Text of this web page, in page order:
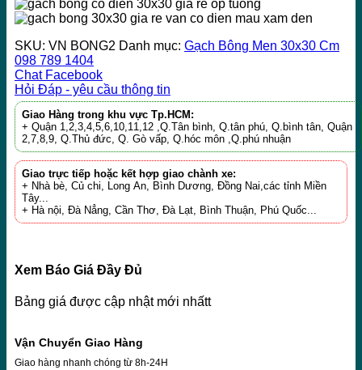
SKU: VN BONG2 Danh mục: Gạch Bông Men 30x30 Cm
098 789 1404
Chat Facebook
Hỏi Đáp - yêu cầu thông tin
Giao Hàng trong khu vực Tp.HCM:
+ Quận 1,2,3,4,5,6,10,11,12 ,Q.Tân bình, Q.tân phú, Q.bình tân, Quận
2,7,8,9, Q.Thủ đức, Q. Gò vấp, Q.hóc môn ,Q.phú nhuận
Giao trực tiếp hoặc kết hợp giao chành xe:
+ Nhà bè, Củ chi, Long An, Bình Dương, Đồng Nai,các tỉnh Miền
Tây...
+ Hà nội, Đà Nẳng, Cần Thơ, Đà Lạt, Bình Thuận, Phú Quốc...
Xem Báo Giá Đầy Đủ
Bảng giá được cập nhật mới nhấtt
Vận Chuyển Giao Hàng
Giao hàng nhanh chóng từ 8h-24H